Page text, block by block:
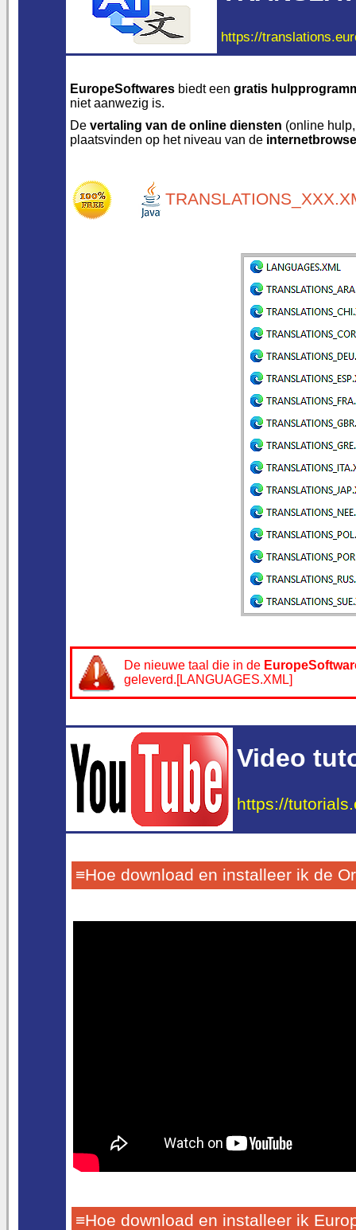
https://
EuropeSoftwares biedt een gratis
niet aanwezig is.
De vertaling van de online diensten (online
plaatsvinden op het niveau van de
De nieuwe taal die in de
geleverd.[LANGUAGES.XML]
Video
https://
≡Hoe download en installeer ik de
≡Hoe download en installeer ik